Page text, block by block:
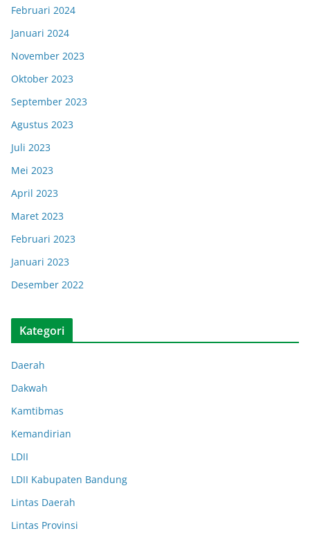
Februari 2024
Januari 2024
November 2023
Oktober 2023
September 2023
Agustus 2023
Juli 2023
Mei 2023
April 2023
Maret 2023
Februari 2023
Januari 2023
Desember 2022
Kategori
Daerah
Dakwah
Kamtibmas
Kemandirian
LDII
LDII Kabupaten Bandung
Lintas Daerah
Lintas Provinsi